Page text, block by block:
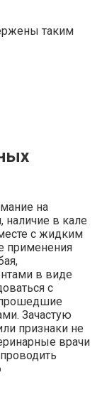
таким
на
наличие в кале
с жидким
применения
в виде
с
прошедшие
Зачастую
признаки не
врачи